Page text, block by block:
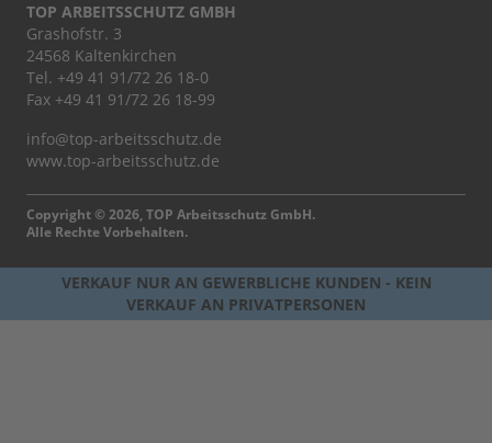
TOP ARBEITSSCHUTZ GMBH
Grashofstr. 3
24568 Kaltenkirchen
Tel. +49 41 91/72 26 18-0
Fax +49 41 91/72 26 18-99
info@top-arbeitsschutz.de
www.top-arbeitsschutz.de
Copyright © 2026, TOP Arbeitsschutz GmbH.
Alle Rechte Vorbehalten.
VERKAUF NUR AN GEWERBLICHE KUNDEN - KEIN
VERKAUF AN PRIVATPERSONEN